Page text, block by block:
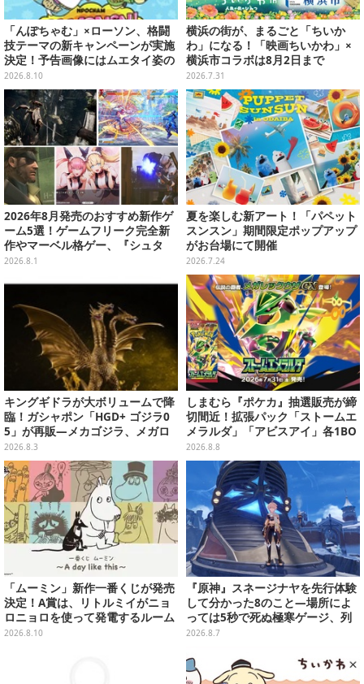
「んぽちゃむ」×ローソン、格闘
技テーマの新キャンペーンが実施
決定！予告画像にはムエタイ姿の
「んぽちゃむ」「きみまろ」も
2026.8.10
横浜の街が、まるごと「ちいか
わ」になる！「映画ちいかわ」×
横浜市コラボは8月2日まで
2026.7.31
2026年8月発売のおすすめ新作ゲ
ーム5選！ゲームフリーク完全新
作やマーベル格ゲー、『シュタ
ゲ』リブートなど注目作が目白押
2026.8.1
夏を楽しむ新アート！「パペット
スンスン」期間限定ポップアップ
がお台場にて開催
2026.7.24
キングギドラが大ボリュームで降
臨！ガシャポン「HGD+ ゴジラ0
5」が再販―メカゴジラ、メガロ
なども揃った全4種
2026.8.3
しまむら『ポケカ』抽選販売が締
切間近！拡張パック「ストームエ
メラルダ」「アビスアイ」各1BO
Xをラインナップ
2026.8.8
「ムーミン」新作一番くじが発売
決定！A賞は、リトルミイがニョ
ロニョロを使って発電するルーム
ライト
2026.8.10
『原神』スネージナヤを先行体験
して分かった8のこと―場所によ
っては5秒で死ぬ極寒ゲージ、列
車は“ダイナミック途中下車”可能
2026.8.7